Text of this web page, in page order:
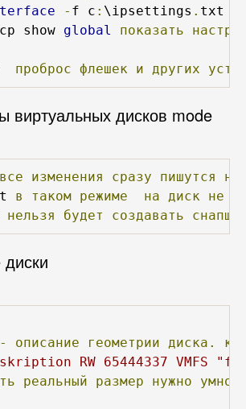
- f c : \ipsettings . txt
show global показать
проброс флешек и других
виртуальных дисков mode
все изменения сразу пишутся
на
в таком режиме на диск не
нельзя будет создавать
- описание геометрии диска.
RW 65444337 VMFS
реальный размер нужно